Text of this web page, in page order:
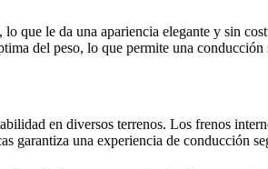
que le da una apariencia elegante y sin
del peso, lo que permite una
en diversos terrenos. Los frenos
garantiza una experiencia de conducción